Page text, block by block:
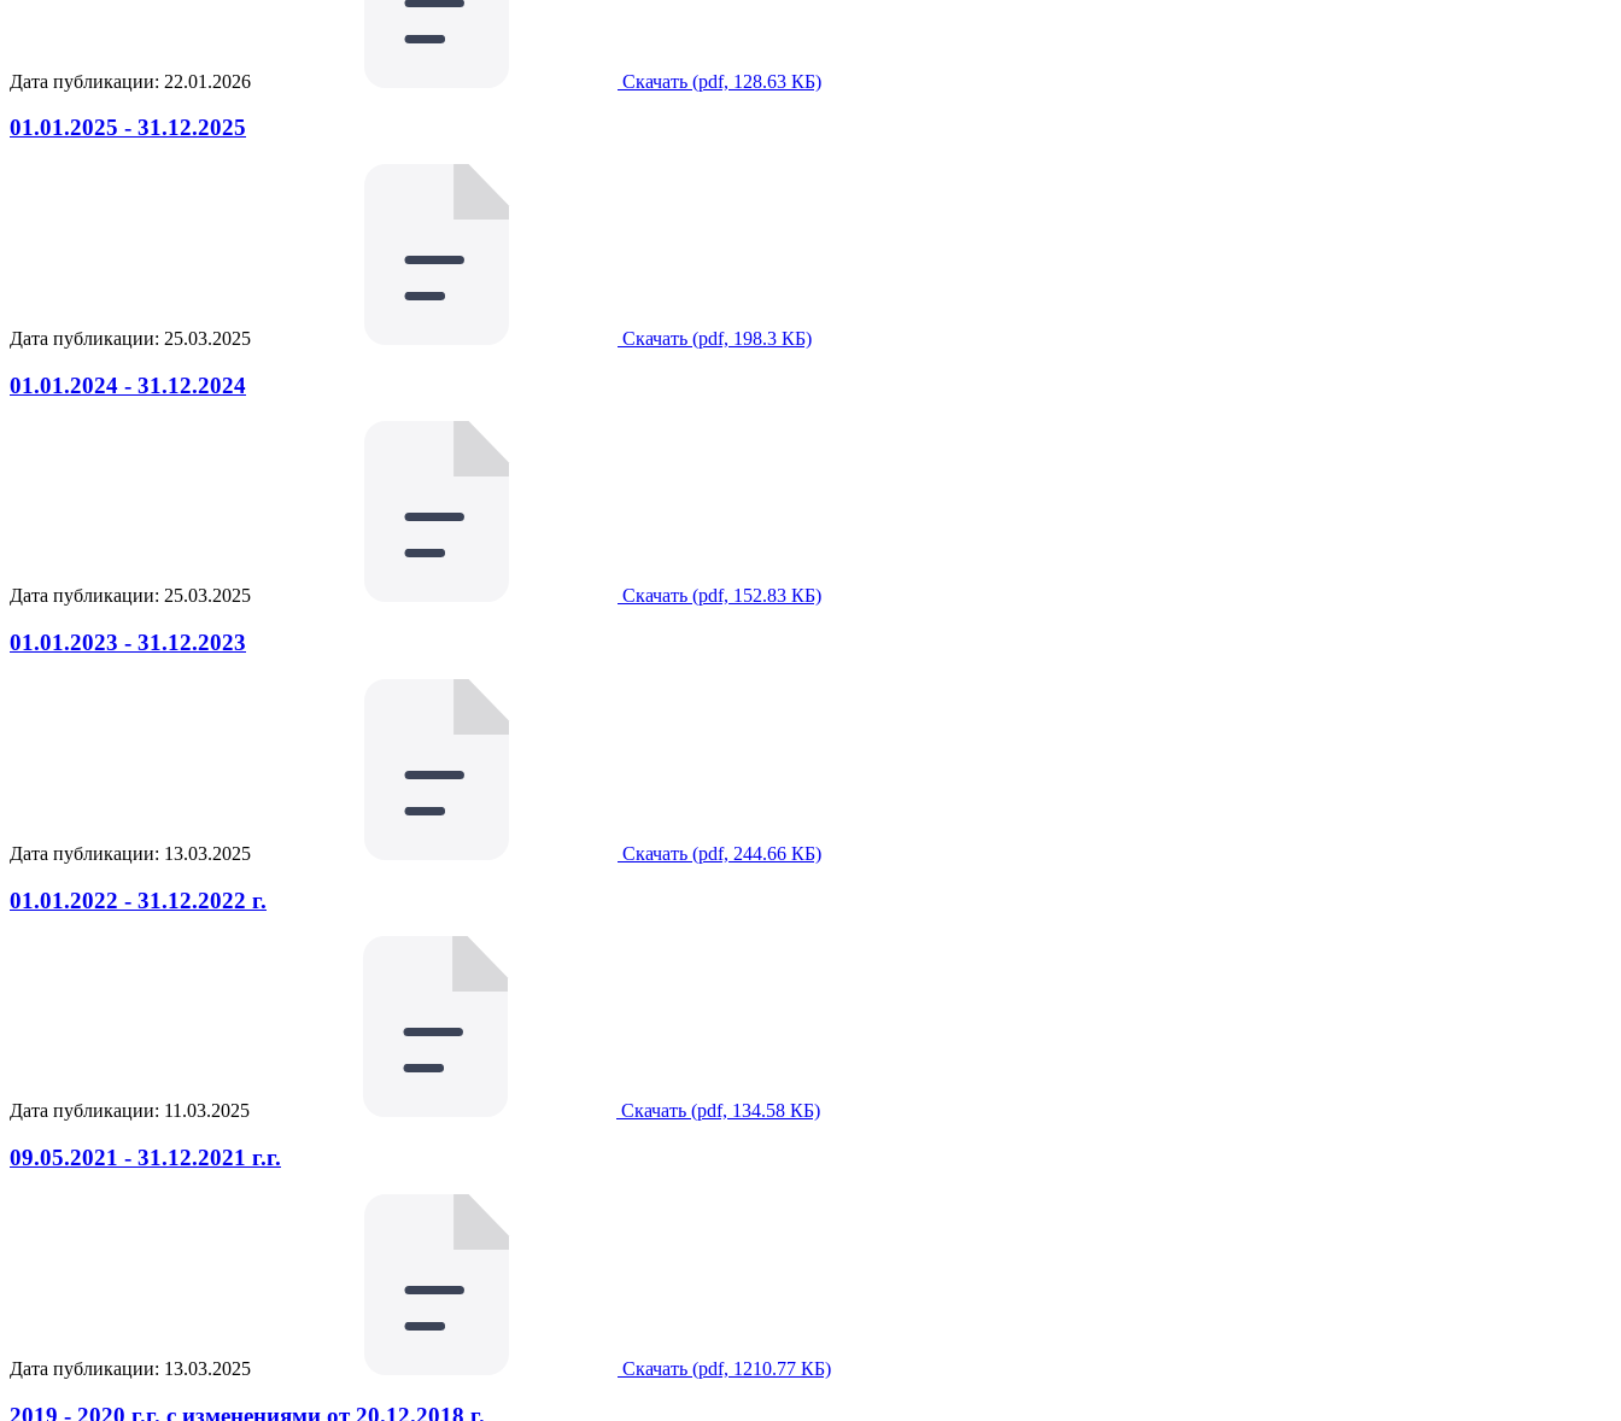
Дата публикации: 22.01.2026 Скачать (pdf, 128.63 КБ)
01.01.2025 - 31.12.2025
Дата публикации: 25.03.2025 Скачать (pdf, 198.3 КБ)
01.01.2024 - 31.12.2024
Дата публикации: 25.03.2025 Скачать (pdf, 152.83 КБ)
01.01.2023 - 31.12.2023
Дата публикации: 13.03.2025 Скачать (pdf, 244.66 КБ)
01.01.2022 - 31.12.2022 г.
Дата публикации: 11.03.2025 Скачать (pdf, 134.58 КБ)
09.05.2021 - 31.12.2021 г.г.
Дата публикации: 13.03.2025 Скачать (pdf, 1210.77 КБ)
2019 - 2020 г.г. с изменениями от 20.12.2018 г.